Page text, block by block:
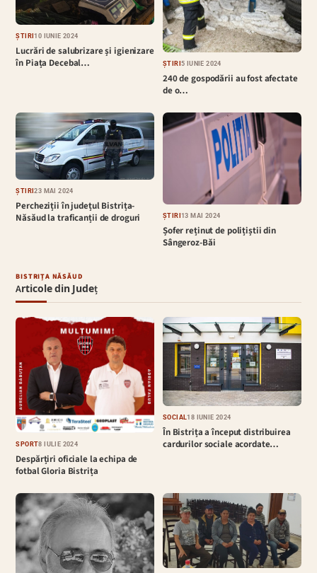
ȘTIRI10 IUNIE 2024
Lucrări de salubrizare și igienizare
în Piața Decebal…
ȘTIRI5 IUNIE 2024
240 de gospodării au fost afectate
de o…
ȘTIRI23 MAI 2024
Percheziții în județul Bistrița-
Năsăud la traficanții de droguri
ȘTIRI13 MAI 2024
Șofer reținut de polițiștii din
Sângeroz-Băi
BISTRIȚA NĂSĂUD
Articole din Județ
SPORT8 IULIE 2024
Despărțiri oficiale la echipa de
fotbal Gloria Bistrița
SOCIAL18 IUNIE 2024
În Bistrița a început distribuirea
cardurilor sociale acordate…